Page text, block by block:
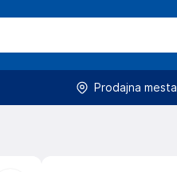
Prodajna mesta